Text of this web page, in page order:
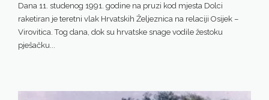
Dana 11. studenog 1991. godine na pruzi kod mjesta Dolci
raketiran je teretni vlak Hrvatskih Željeznica na relaciji Osijek –
Virovitica. Tog dana, dok su hrvatske snage vodile žestoku
pješačku...